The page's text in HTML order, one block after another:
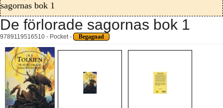
sagornas bok 1
De förlorade sagornas bok 1
9789119516510 - Pocket - Begagnad